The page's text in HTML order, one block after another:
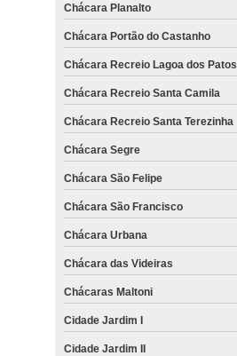
Chácara Planalto
Chácara Portão do Castanho
Chácara Recreio Lagoa dos Patos
Chácara Recreio Santa Camila
Chácara Recreio Santa Terezinha
Chácara Segre
Chácara São Felipe
Chácara São Francisco
Chácara Urbana
Chácara das Videiras
Chácaras Maltoni
Cidade Jardim I
Cidade Jardim II